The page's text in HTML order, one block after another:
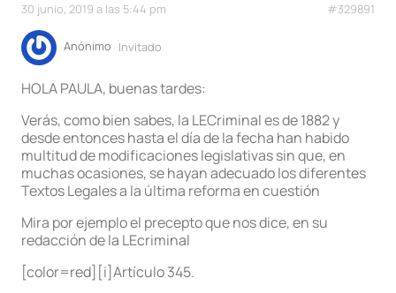
30 junio, 2019 a las 5:44 pm #329891
Anónimo Invitado
HOLA PAULA, buenas tardes:
Verás, como bien sabes, la LECriminal es de 1882 y
desde entonces hasta el día de la fecha han habido
multitud de modificaciones legislativas sin que, en
muchas ocasiones, se hayan adecuado los diferentes
Textos Legales a la última reforma en cuestión
Mira por ejemplo el precepto que nos dice, en su
redacción de la LEcriminal
[color=red][i]Artículo 345.